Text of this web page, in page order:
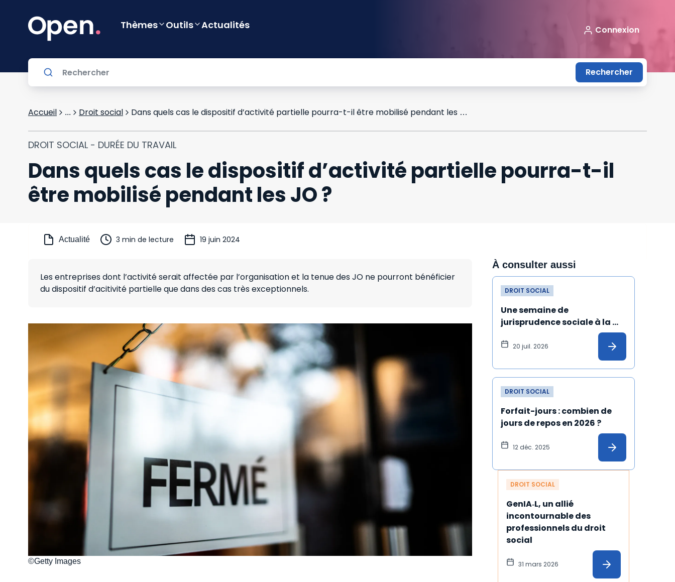
Thèmes Outils Actualités Connexion
Rechercher
Accueil ... Droit social Dans quels cas le dispositif d’activité partielle pourra-t-il être mobilisé pendant les JO ?
DROIT SOCIAL - DURÉE DU TRAVAIL
Dans quels cas le dispositif d’activité partielle pourra-t-il
être mobilisé pendant les JO ?
Actualité 3 min de lecture 19 juin 2024
Les entreprises dont l’activité serait affectée par l’organisation et la tenue des JO ne pourront bénéficier
du dispositif d’acitivité partielle que dans des cas très exceptionnels.
©Getty Images
À consulter aussi
DROIT SOCIAL
Une semaine de
jurisprudence sociale à la
20 juil. 2026
DROIT SOCIAL
Forfait-jours : combien de
jours de repos en 2026 ?
12 déc. 2025
DROIT SOCIAL
GenIA‑L, un allié
incontournable des
professionnels du droit
social
31 mars 2026